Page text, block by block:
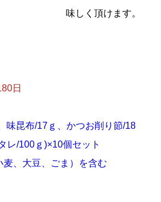
味しく頂けます。
日
味昆布/17ｇ、かつお削り節/18
レ/100ｇ)×10個セット
、大豆、ごま）を含む